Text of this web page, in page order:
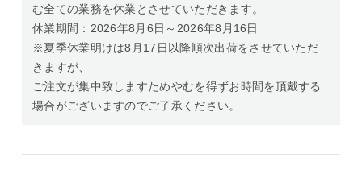
む全ての業務を休業とさせていただきます。
休業期間：2026年8月6日～2026年8月16日
※夏季休業明けは8月17日以降順次出荷をさせていただ
きますが、
ご注文が集中致しますためやむを得ずお時間を頂戴する
場合がございますのでご了承ください。